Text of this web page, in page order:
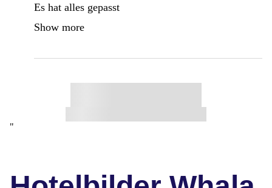
Es hat alles gepasst
Show more
"